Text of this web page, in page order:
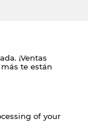
¡Ventas
te están
of your